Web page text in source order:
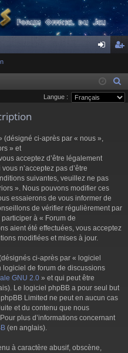
ne cri
ptie
Langue :
(désigné ci-après par « nous »,
» et
acceptez d’être légalement
n’acceptez pas d’être
suivantes, veuillez ne pas
». Nous pouvons modifier ces
essaierons de vous informer de
de vérifier régulièrement par
à « Forum de
aient été effectuées, vous acceptez
modifiées et mises à jour.
ci-après par « logiciel
logiciel de forum de discussions
GNU 2.0 » et qui peut être
Le logiciel phpBB a pour seul but
Limited ne peut en aucun cas
et du contenu que nous
plus d’informations concernant
(en anglais).
à caractère abusif, obscène,